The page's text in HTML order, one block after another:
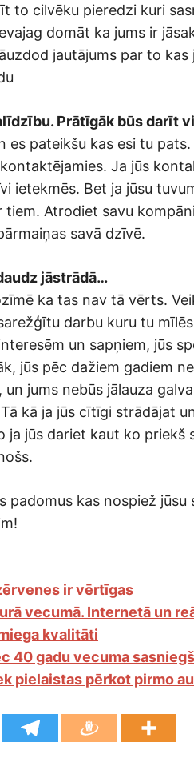
to cilvēku pieredzi kuri
domāt ka jums ir
jautājums par to kas
Prātīgāk būs darīt
es pateikšu kas esi tu
Ja jūs
ietekmēs. Bet ja jūsu
Atrodiet savu
savā dzīvē.
jāstrādā…
ka tas nav tā vērts.
darbu kuru tu
un sapņiem, jūs
jūs pēc dažiem gadiem
jums nebūs jālauza
kā ja jūs cītīgi strādājat
ja jūs dariet kaut ko priekš
padomus kas nospiež jūsu
ir vērtīgas
vecumā. Internetā un
kvalitāti
40 gadu vecuma
pielaistas pērkot pirmo